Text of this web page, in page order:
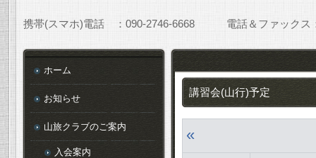
携帯(スマホ)電話 ： 090-2746-6668電話＆ファックス
講習会(山行)予定
«
ホーム
お知らせ
山旅クラブのご案内
入会案内